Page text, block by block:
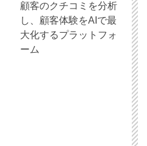
顧客のクチコミを分析
し、顧客体験をAIで最
大化するプラットフォ
ーム